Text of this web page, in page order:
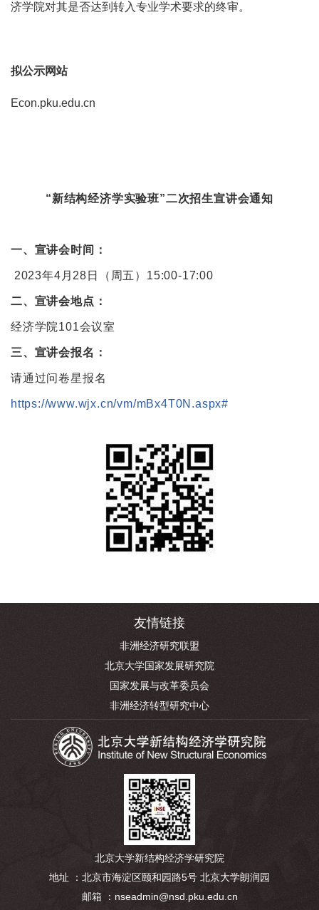
济学院对其是否达到转入专业学术要求的终审。
拟公示网站
Econ.pku.edu.cn
“新结构经济学实验班”二次招生宣讲会通知
一、宣讲会时间：
2023年4月28日（周五）15:00-17:00
二、宣讲会地点：
经济学院101会议室
三、宣讲会报名：
请通过问卷星报名
https://www.wjx.cn/vm/mBx4T0N.aspx#
友情链接
非洲经济研究联盟
北京大学国家发展研究院
国家发展与改革委员会
非洲经济转型研究中心
北京大学新结构经济学研究院
地址 ：北京市海淀区颐和园路5号 北京大学朗润园
邮箱 ：nseadmin@nsd.pku.edu.cn